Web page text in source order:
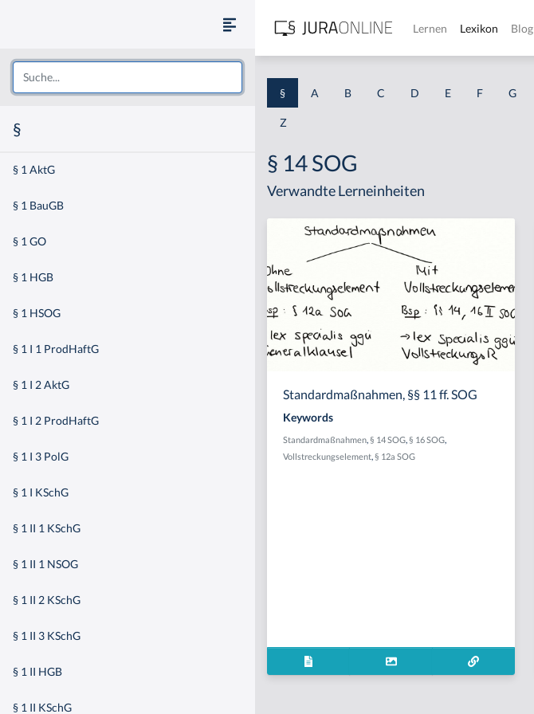
§
§ 1 AktG
§ 1 BauGB
§ 1 GO
§ 1 HGB
§ 1 HSOG
§ 1 I 1 ProdHaftG
§ 1 I 2 AktG
§ 1 I 2 ProdHaftG
§ 1 I 3 PolG
§ 1 I KSchG
§ 1 II 1 KSchG
§ 1 II 1 NSOG
§ 1 II 2 KSchG
§ 1 II 3 KSchG
§ 1 II HGB
§ 1 II KSchG
Lernen Lexikon Blog
§ A B C D E F G
Z
§ 14 SOG
Verwandte Lerneinheiten
Standardmaßnahmen, §§ 11 ff. SOG
Keywords
Standardmaßnahmen,§ 14 SOG,§ 16 SOG,
Vollstreckungselement,§ 12a SOG